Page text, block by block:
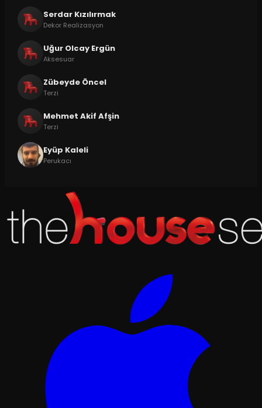
Serdar Kızılırmak
Dekor Realizasyon
Uğur Olcay Ergün
Aksesuar
Zübeyde Öncel
Terzi
Mehmet Akif Afşin
Terzi
Eyüp Kaleli
Perukacı